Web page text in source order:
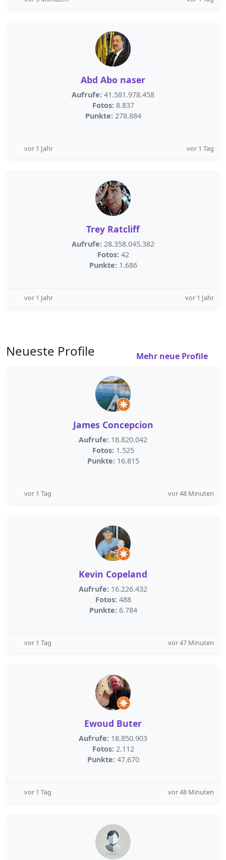
Abd Abo naser
Aufrufe: 41.581.978.458
Fotos: 8.837
Punkte: 278.884
vor 1 Jahr vor 1 Tag
Trey Ratcliff
Aufrufe: 28.358.045.382
Fotos: 42
Punkte: 1.686
vor 1 Jahr vor 1 Jahr
Neueste Profile Mehr neue Profile
James Concepcion
Aufrufe: 18.820.042
Fotos: 1.525
Punkte: 16.815
vor 1 Tag vor 48 Minuten
Kevin Copeland
Aufrufe: 16.226.432
Fotos: 488
Punkte: 6.784
vor 1 Tag vor 47 Minuten
Ewoud Buter
Aufrufe: 18.850.903
Fotos: 2.112
Punkte: 47.670
vor 1 Tag vor 48 Minuten